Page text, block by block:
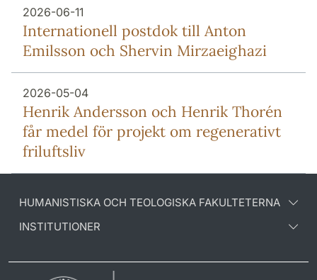
2026-06-11
Internationell postdok till Anton
Emilsson och Shervin Mirzaeighazi
2026-05-04
Henrik Andersson och Henrik Thorén
får medel för projekt om regenerativt
friluftsliv
HUMANISTISKA OCH TEOLOGISKA FAKULTETERNA
INSTITUTIONER